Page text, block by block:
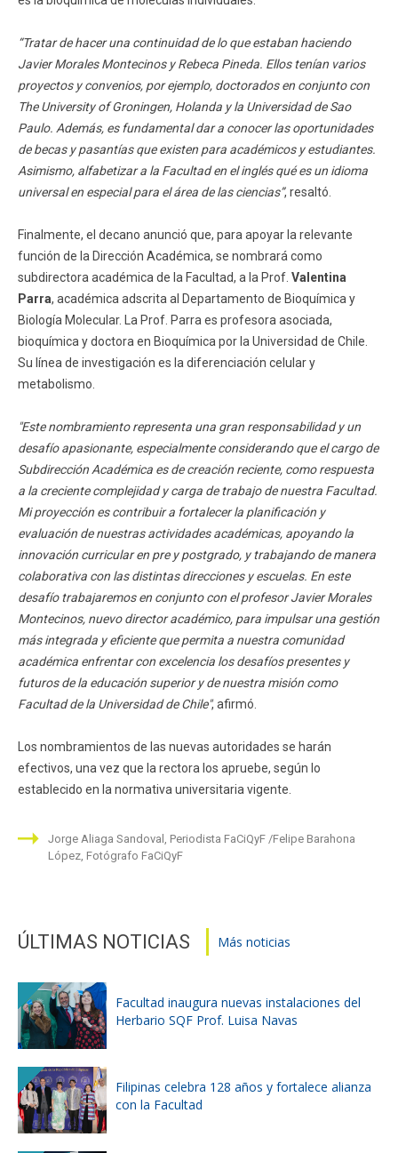
“Tratar de hacer una continuidad de lo que estaban haciendo
Javier Morales Montecinos y Rebeca Pineda. Ellos tenían varios
proyectos y convenios, por ejemplo, doctorados en conjunto con
The University of Groningen, Holanda y la Universidad de Sao
Paulo. Además, es fundamental dar a conocer las oportunidades
de becas y pasantías que existen para académicos y estudiantes.
Asimismo, alfabetizar a la Facultad en el inglés qué es un idioma
universal en especial para el área de las ciencias”, resaltó.
Finalmente, el decano anunció que, para apoyar la relevante
función de la Dirección Académica, se nombrará como
subdirectora académica de la Facultad, a la Prof. Valentina
Parra, académica adscrita al Departamento de Bioquímica y
Biología Molecular. La Prof. Parra es profesora asociada,
bioquímica y doctora en Bioquímica por la Universidad de Chile.
Su línea de investigación es la diferenciación celular y
metabolismo.
"Este nombramiento representa una gran responsabilidad y un
desafío apasionante, especialmente considerando que el cargo de
Subdirección Académica es de creación reciente, como respuesta
a la creciente complejidad y carga de trabajo de nuestra Facultad.
Mi proyección es contribuir a fortalecer la planificación y
evaluación de nuestras actividades académicas, apoyando la
innovación curricular en pre y postgrado, y trabajando de manera
colaborativa con las distintas direcciones y escuelas. En este
desafío trabajaremos en conjunto con el profesor Javier Morales
Montecinos, nuevo director académico, para impulsar una gestión
más integrada y eficiente que permita a nuestra comunidad
académica enfrentar con excelencia los desafíos presentes y
futuros de la educación superior y de nuestra misión como
Facultad de la Universidad de Chile", afirmó.
Los nombramientos de las nuevas autoridades se harán
efectivos, una vez que la rectora los apruebe, según lo
establecido en la normativa universitaria vigente.
Jorge Aliaga Sandoval, Periodista FaCiQyF Felipe Barahona
López, Fotógrafo FaCiQyF
ÚLTIMAS NOTICIAS Más noticias
Facultad inaugura nuevas instalaciones del
Herbario SQF Prof. Luisa Navas
Filipinas celebra 128 años y fortalece alianza
con la Facultad